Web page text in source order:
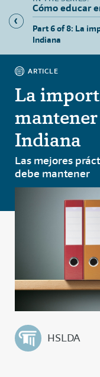
Cómo educar
Part 6 of 8: La
Indiana
ARTICLE
La
Indiana
Las mejores
debe mantener
HSLDA